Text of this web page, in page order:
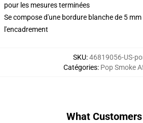
pour les mesures terminées
Se compose d'une bordure blanche de 5
l'encadrement
SKU:46819056-US-
Catégories: Pop Smoke
What